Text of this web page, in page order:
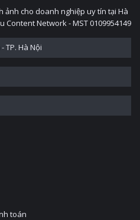
ảnh cho doanh nghiệp uy tín tại Hà
Content Network - MST 0109954149
TP. Hà Nội
toán